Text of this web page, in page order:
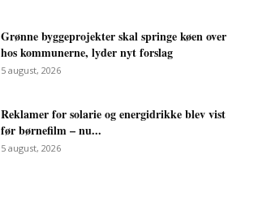
Grønne byggeprojekter skal springe køen over
hos kommunerne, lyder nyt forslag
5 august, 2026
Reklamer for solarie og energidrikke blev vist
før børnefilm – nu...
5 august, 2026